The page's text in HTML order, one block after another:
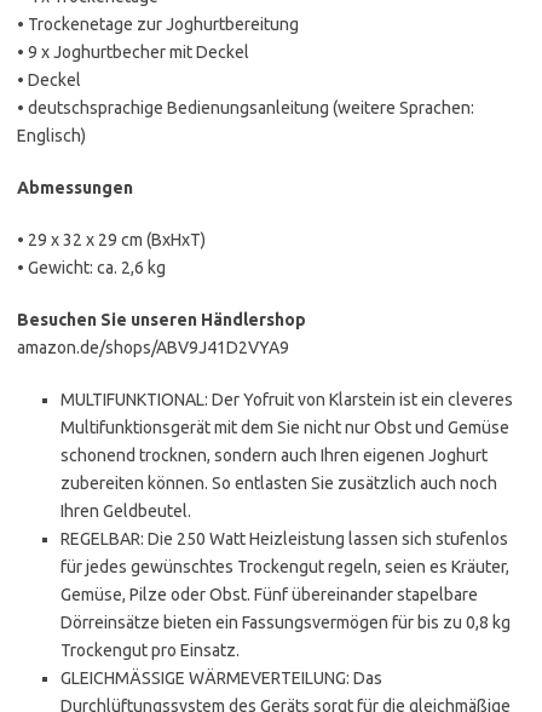
• Trockenetage zur Joghurtbereitung
• 9 x Joghurtbecher mit Deckel
• Deckel
• deutschsprachige Bedienungsanleitung (weitere Sprachen:
Englisch)
Abmessungen
• 29 x 32 x 29 cm (BxHxT)
• Gewicht: ca. 2,6 kg
Besuchen Sie unseren Händlershop
amazon.de/shops/ABV9J41D2VYA9
MULTIFUNKTIONAL: Der Yofruit von Klarstein ist ein cleveres
Multifunktionsgerät mit dem Sie nicht nur Obst und Gemüse
schonend trocknen, sondern auch Ihren eigenen Joghurt
zubereiten können. So entlasten Sie zusätzlich auch noch
Ihren Geldbeutel.
REGELBAR: Die 250 Watt Heizleistung lassen sich stufenlos
für jedes gewünschtes Trockengut regeln, seien es Kräuter,
Gemüse, Pilze oder Obst. Fünf übereinander stapelbare
Dörreinsätze bieten ein Fassungsvermögen für bis zu 0,8 kg
Trockengut pro Einsatz.
GLEICHMÄSSIGE WÄRMEVERTEILUNG: Das
Durchlüftungssystem des Geräts sorgt für die gleichmäßige